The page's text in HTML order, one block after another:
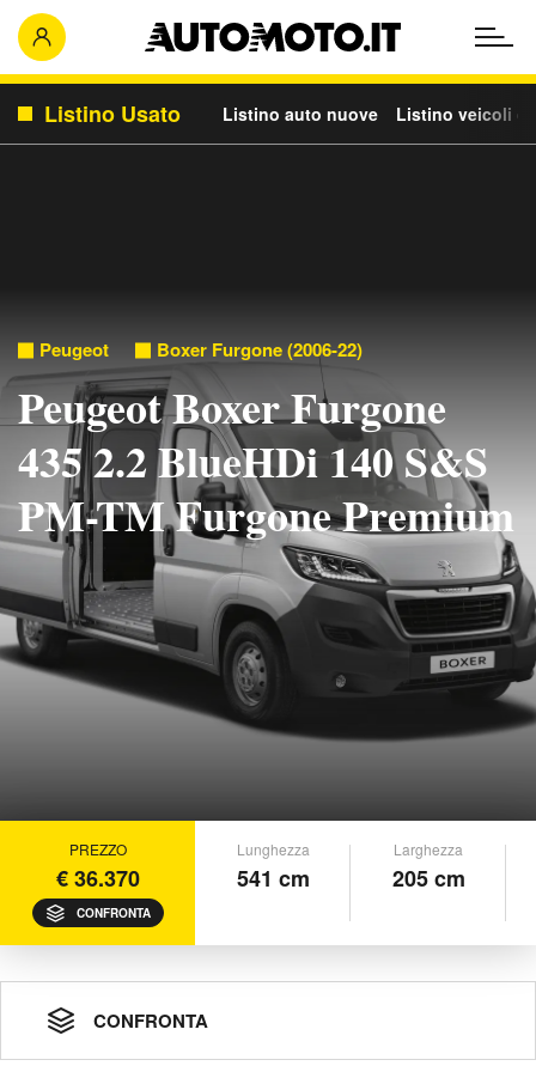
Listino Usato Listino auto nuove Listino veicoli
Peugeot Boxer Furgone (2006-22)
Peugeot Boxer Furgone
435 2.2 BlueHDi 140 S&S
PM-TM Furgone Premium
PREZZO
€ 36.370
CONFRONTA
Lunghezza
541 cm
Larghezza
205 cm
CONFRONTA